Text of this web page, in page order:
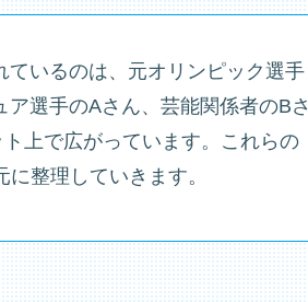
いるのは、元オリンピック選手
選手のAさん、芸能関係者のBさ
上で広がっています。これらの
整理していきます。